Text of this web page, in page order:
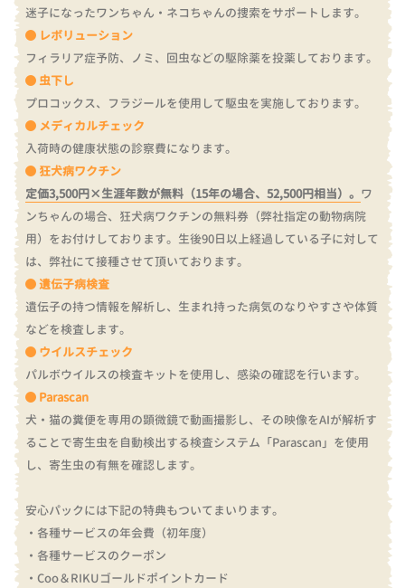
迷子になったワンちゃん・ネコちゃんの捜索をサポートします。
レボリューション
フィラリア症予防、ノミ、回虫などの駆除薬を投薬しております。
虫下し
プロコックス、フラジールを使用して駆虫を実施しております。
メディカルチェック
入荷時の健康状態の診察費になります。
狂犬病ワクチン
定価3,500円×生涯年数が無料（15年の場合、52,500円相当）。 ワ
ンちゃんの場合、狂犬病ワクチンの無料券（弊社指定の動物病院
用）をお付けしております。 生後90日以上経過している子に対して
は、弊社にて接種させて頂いております。
遺伝子病検査
遺伝子の持つ情報を解析し、生まれ持った病気のなりやすさや体質
などを検査します。
ウイルスチェック
パルボウイルスの検査キットを使用し、感染の確認を行います。
Parascan
犬・猫の糞便を専用の顕微鏡で動画撮影し、その映像をAIが解析す
ることで寄生虫を自動検出する検査システム「Parascan」を使用
し、寄生虫の有無を確認します。
安心パックには下記の特典もついてまいります。
・各種サービスの年会費（初年度）
・各種サービスのクーポン
・Coo＆RIKUゴールドポイントカード